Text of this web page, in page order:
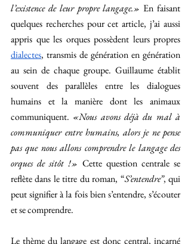
l’existence de leur propre langage.» En faisant
quelques recherches pour cet article, j’ai aussi
dialectes, transmis de génération en génération
au sein de chaque groupe. Guillaume établit
souvent des parallèles entre les dialogues
humains et la manière dont les animaux
communiquent. «Nous avons déjà du mal à
communiquer entre humains, alors je ne pense
pas que nous allons comprendre le langage des
orques de sitôt !» Cette question centrale se
reflète dans le titre du roman, “S’entendre”, qui
peut signifier à la fois bien s’entendre, s’écouter
et se comprendre.
Le thème du langage est donc central, incarné